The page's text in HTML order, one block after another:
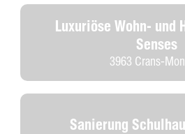
Luxuriöse Wohn- und
Senses
3963 Crans-
Sanierung